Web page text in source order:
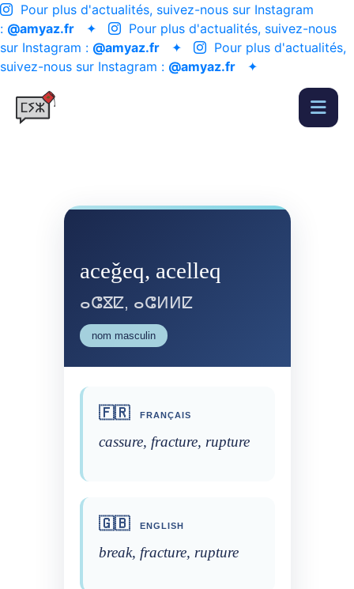
Pour plus d'actualités, suivez-nous sur Instagram
: @amyaz.fr ✦
Pour plus d'actualités, suivez-nous
sur Instagram : @amyaz.fr ✦
Pour plus d'actualités,
suivez-nous sur Instagram : @amyaz.fr ✦
aceǧeq, acelleq
ⴰⵛⴵⵇ, ⴰⵛⵍⵍⵇ
nom masculin
🇫🇷 FRANÇAIS
cassure, fracture, rupture
🇬🇧 ENGLISH
break, fracture, rupture